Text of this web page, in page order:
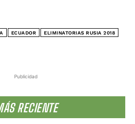
Publicidad
RECIENTE
ECUADOR ELIMINATORIAS RUSIA 2018